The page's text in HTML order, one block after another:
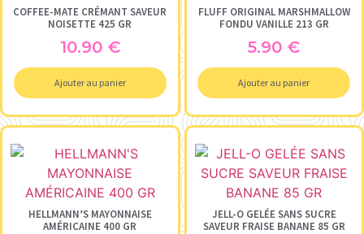
COFFEE-MATE CRÉMANT SAVEUR
NOISETTE 425 GR
10.90 €
Ajouter au panier
FLUFF ORIGINAL MARSHMALLOW
FONDU VANILLE 213 GR
5.90 €
Ajouter au panier
HELLMANN’S MAYONNAISE
AMÉRICAINE 400 GR
JELL-O GELÉE SANS SUCRE
SAVEUR FRAISE BANANE 85 GR